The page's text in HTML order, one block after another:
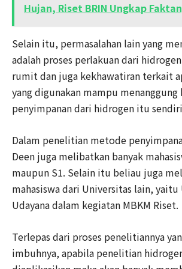
Hujan, Riset BRIN Ungkap
Selain itu, permasalahan lain yang
adalah proses perlakuan dari
rumit dan juga kekhawatiran terkait
yang digunakan mampu menanggung
penyimpanan dari hidrogen itu
Dalam penelitian metode
Deen juga melibatkan banyak
maupun S1. Selain itu beliau juga
mahasiswa dari Universitas lain, yaitu
Udayana dalam kegiatan MBKM Riset.
Terlepas dari proses penelitiannya
imbuhnya, apabila penelitian